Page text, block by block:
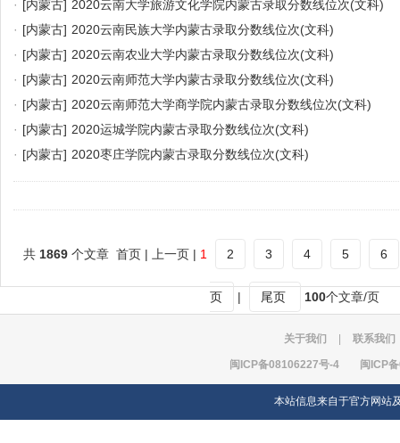
· [内蒙古] 2020云南大学旅游文化学院内蒙古录取分数线位次(文科)
· [内蒙古] 2020云南民族大学内蒙古录取分数线位次(文科)
· [内蒙古] 2020云南农业大学内蒙古录取分数线位次(文科)
· [内蒙古] 2020云南师范大学内蒙古录取分数线位次(文科)
· [内蒙古] 2020云南师范大学商学院内蒙古录取分数线位次(文科)
· [内蒙古] 2020运城学院内蒙古录取分数线位次(文科)
· [内蒙古] 2020枣庄学院内蒙古录取分数线位次(文科)
共 1869 个文章 首页 | 上一页 | 1 2 3 4 5 6
页 | 尾页 100个文章/页
关于我们 联系我们
闽ICP备08106227号-4 闽ICP
本站信息来自于官方网站